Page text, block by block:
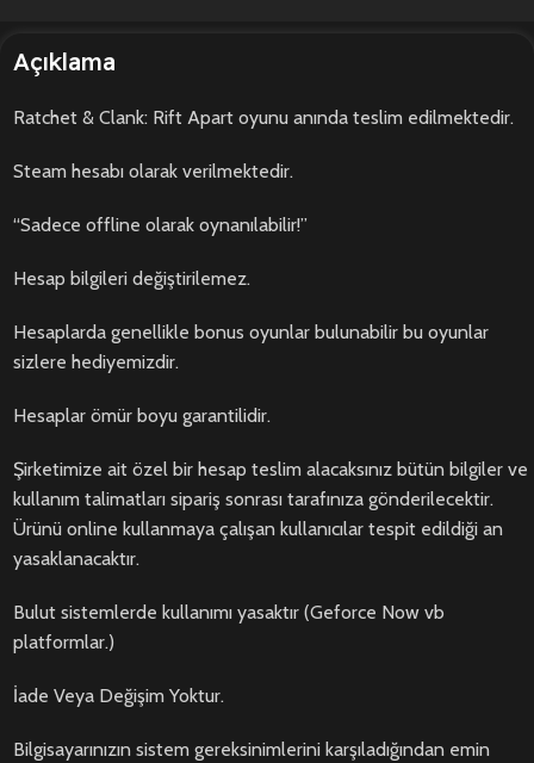
Açıklama
Ratchet & Clank: Rift Apart oyunu anında teslim edilmektedir.
Steam hesabı olarak verilmektedir.
“Sadece offline olarak oynanılabilir!”
Hesap bilgileri değiştirilemez.
Hesaplarda genellikle bonus oyunlar bulunabilir bu oyunlar
sizlere hediyemizdir.
Hesaplar ömür boyu garantilidir.
Şirketimize ait özel bir hesap teslim alacaksınız bütün bilgiler ve
kullanım talimatları sipariş sonrası tarafınıza gönderilecektir.
Ürünü online kullanmaya çalışan kullanıcılar tespit edildiği an
yasaklanacaktır.
Bulut sistemlerde kullanımı yasaktır (Geforce Now vb
platformlar.)
İade Veya Değişim Yoktur.
Bilgisayarınızın sistem gereksinimlerini karşıladığından emin